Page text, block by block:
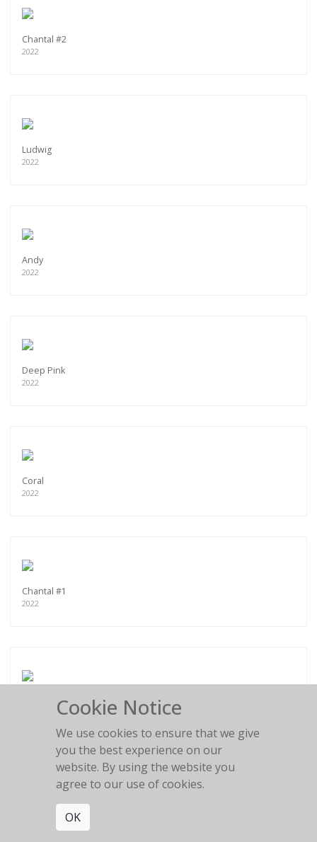
Chantal #2
2022
Ludwig
2022
Andy
2022
Deep Pink
2022
Coral
2022
Chantal #1
2022
Cookie Notice
We use cookies to ensure that we give
you the best experience on our
website. By using the website you
agree to our use of cookies.
OK